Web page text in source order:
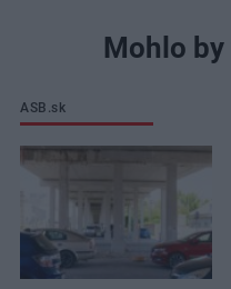
Mohlo
ASB.sk